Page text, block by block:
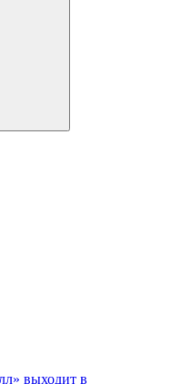
выходит в